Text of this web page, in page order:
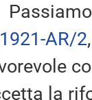
AR/2
la